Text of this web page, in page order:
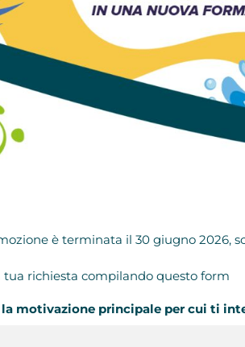
è terminata il 30 giugno 2026,
tua richiesta compilando questo form
la motivazione principale per cui ti